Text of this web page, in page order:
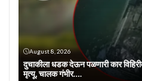
August 8, 2026
दुचाकीला धडक देऊन पळणारी कार
मृत्यू, चालक गंभीर….